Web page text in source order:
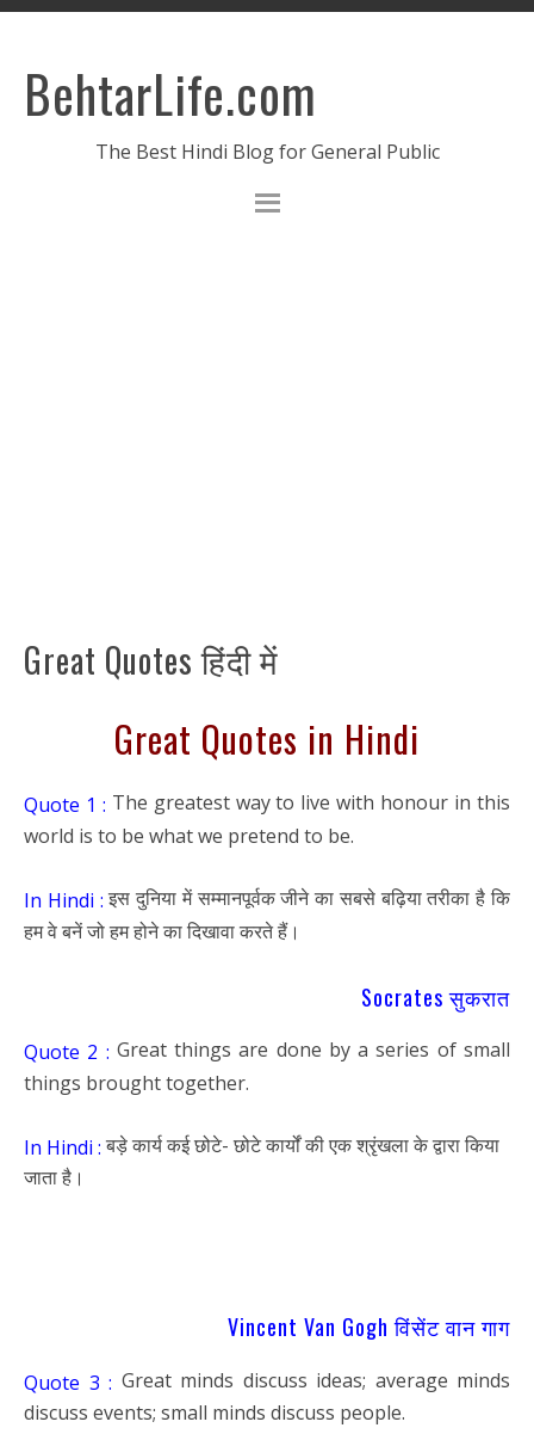
BehtarLife.com
The Best Hindi Blog for General Public
Great Quotes हिंदी में
Great Quotes in Hindi
Quote 1 : The greatest way to live with honour in this
world is to be what we pretend to be.
In Hindi :इस दुनिया में सम्मानपूर्वक जीने का सबसे बढ़िया तरीका है कि
हम वे बनें जो हम होने का दिखावा करते हैं।
Socrates सुकरात
Quote 2 : Great things are done by a series of small
things brought together.
In Hindi :बड़े कार्य कई छोटे- छोटे कार्यों की एक श्रृंखला के द्वारा किया
जाता है।
Vincent Van Gogh विंसेंट वान गाग
Quote 3 : Great minds discuss ideas; average minds
discuss events; small minds discuss people.